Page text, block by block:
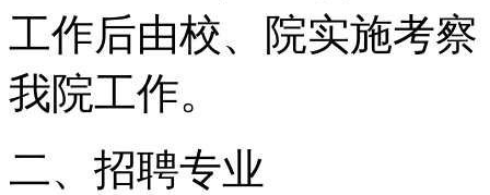
工作后由校、院实施考
我院工作。
二、招聘专业